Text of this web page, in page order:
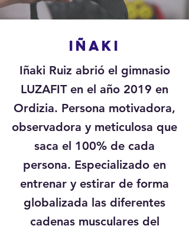
IÑAKI
Iñaki Ruiz abrió el gimnasio
LUZAFIT en el año 2019 en
Ordizia. Persona motivadora,
observadora y meticulosa que
saca el 100% de cada
persona. Especializado en
entrenar y estirar de forma
globalizada las diferentes
cadenas musculares del